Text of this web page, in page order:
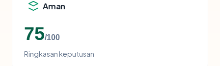
Aman
75/100
Ringkasan keputusan